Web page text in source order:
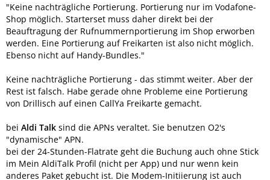
"Keine nachträgliche Portierung. Portierung nur im Vodafone-
Shop möglich. Starterset muss daher direkt bei der
Beauftragung der Rufnummernportierung im Shop erworben
werden. Eine Portierung auf Freikarten ist also nicht möglich.
Ebenso nicht auf Handy-Bundles."
Keine nachträgliche Portierung - das stimmt weiter. Aber der
Rest ist falsch. Habe gerade ohne Probleme eine Portierung
von Drillisch auf einen CallYa Freikarte gemacht.
bei Aldi Talk sind die APNs veraltet. Sie benutzen O2's
"dynamische" APN.
bei der 24-Stunden-Flatrate geht die Buchung auch ohne Stick
im Mein AldiTalk Profil (nicht per App) und nur wenn kein
anderes Paket gebucht ist. Die Modem-Initiierung ist auch